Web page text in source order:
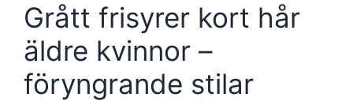
Grått frisyrer kort hår
äldre kvinnor –
föryngrande stilar